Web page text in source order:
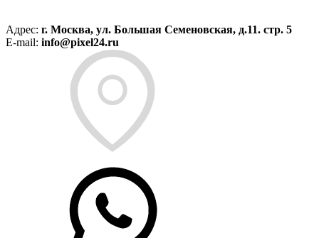
Адрес: г. Москва, ул. Большая Семеновская, д.11. стр. 5
E-mail: info@pixel24.ru